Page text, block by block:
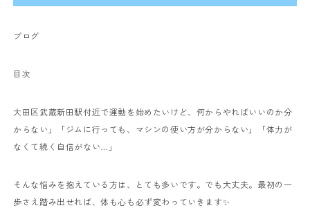
ブログ
目次
大田区武蔵新田駅付近で運動を始めたいけど、何からやればいいのか分
からない」「ジムに行っても、マシンの使い方が分からない」「体力が
なくて続く自信がない…」
そんな悩みを抱えている方は、とても多いです。でも大丈夫。最初の一
歩さえ踏み出せれば、体も心も必ず変わっていきます✨